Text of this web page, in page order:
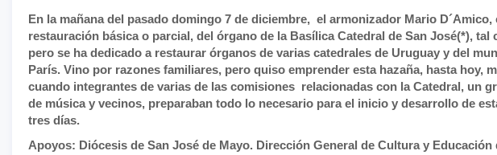
En la mañana del pasado domingo 7 de diciembre, el armonizador Mario
restauración básica o parcial, del órgano de la Basílica Catedral de San José(*),
pero se ha dedicado a restaurar órganos de varias catedrales de Uruguay y del
París. Vino por razones familiares, pero quiso emprender esta hazaña, hasta hoy,
cuando integrantes de varias de las comisiones relacionadas con la Catedral, un
de música y vecinos, preparaban todo lo necesario para el inicio y desarrollo de
tres días.
Apoyos: Diócesis de San José de Mayo. Dirección General de Cultura y